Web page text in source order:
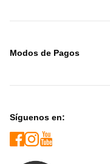
Modos de Pagos
Síguenos en: